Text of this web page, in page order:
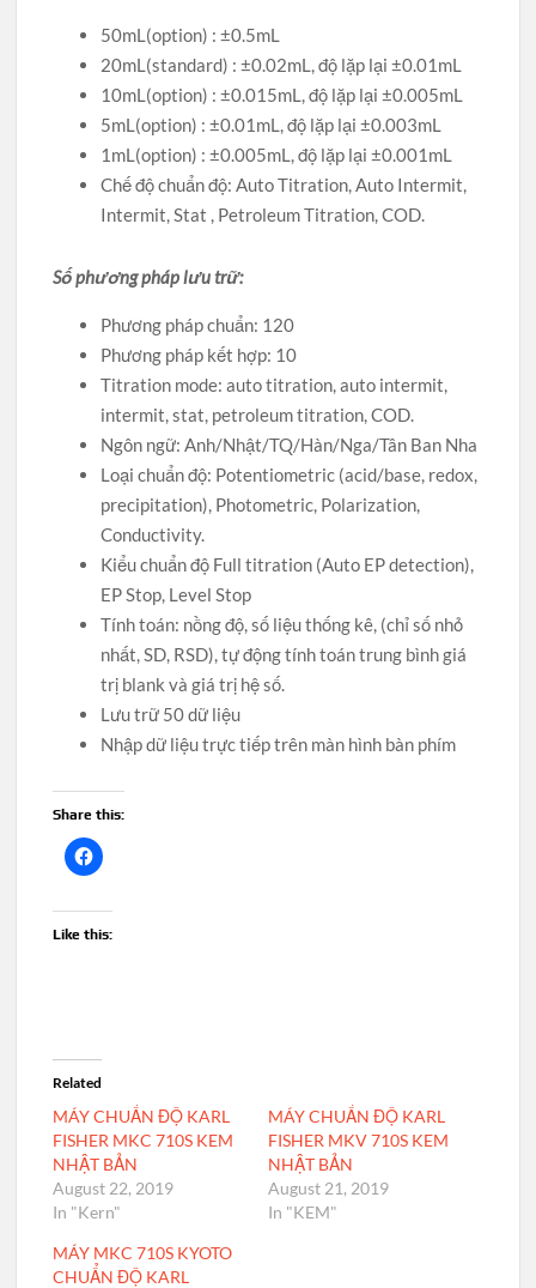
50mL(option) : ±0.5mL
20mL(standard) : ±0.02mL, độ lặp lại ±0.01mL
10mL(option) : ±0.015mL, độ lặp lại ±0.005mL
5mL(option) : ±0.01mL, độ lặp lại ±0.003mL
1mL(option) : ±0.005mL, độ lặp lại ±0.001mL
Chế độ chuẩn độ: Auto Titration, Auto Intermit,
Intermit, Stat , Petroleum Titration, COD.
Số phương pháp lưu trữ:
Phương pháp chuẩn: 120
Phương pháp kết hợp: 10
Titration mode: auto titration, auto intermit,
intermit, stat, petroleum titration, COD.
Ngôn ngữ: Anh/Nhật/TQ/Hàn/Nga/Tân Ban Nha
Loại chuẩn độ: Potentiometric (acid/base, redox,
precipitation), Photometric, Polarization,
Conductivity.
Kiểu chuẩn độ Full titration (Auto EP detection),
EP Stop, Level Stop
Tính toán: nồng độ, số liệu thống kê, (chỉ số nhỏ
nhất, SD, RSD), tự động tính toán trung bình giá
trị blank và giá trị hệ số.
Lưu trữ 50 dữ liệu
Nhập dữ liệu trực tiếp trên màn hình bàn phím
Share this:
Like this:
Related
MÁY CHUẨN ĐỘ KARL
FISHER MKC 710S KEM
NHẬT BẢN
August 22, 2019
In "Kern"
MÁY CHUẨN ĐỘ KARL
FISHER MKV 710S KEM
NHẬT BẢN
August 21, 2019
In "KEM"
MÁY MKC 710S KYOTO
CHUẨN ĐỘ KARL